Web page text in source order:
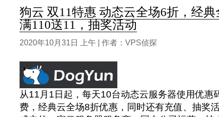
狗云 双11特惠 动态云全场6折，经
满110送11，抽奖活动
2020年10月31日 上午 | 作者：VPS侦探
从11月1日起，每天10台动态云服务器使用优惠
费，经典云全场8折优惠，同时还有充值、抽奖